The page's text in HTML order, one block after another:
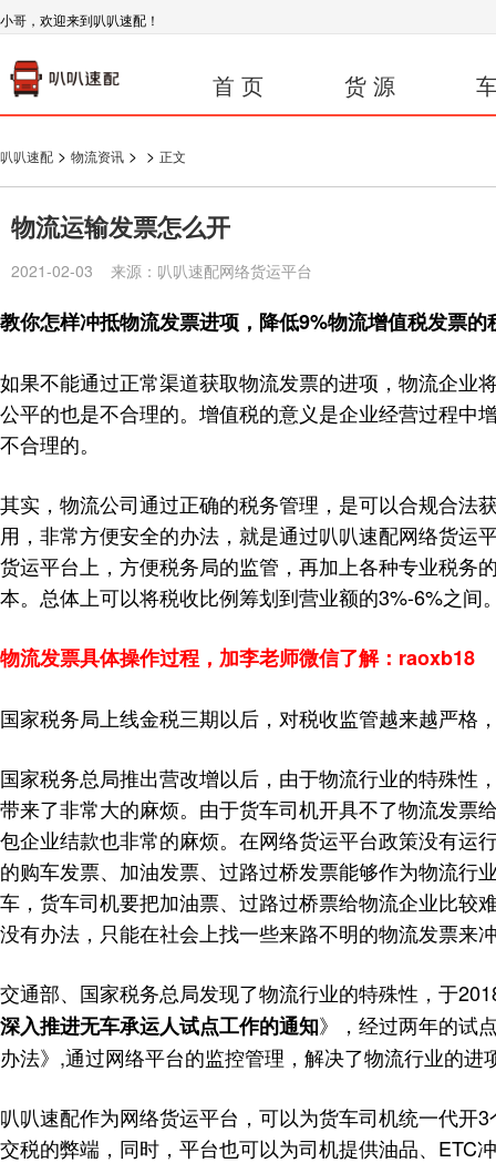
小哥，欢迎来到叭叭速配！
首 页 货 源
叭叭速配 > 物流资讯 > > 正文
物流运输发票怎么开
2021-02-03 来源：叭叭速配网络货运平台
教你怎样冲抵物流发票进项，降低9%物流增值税发票的
如果不能通过正常渠道获取物流发票的进项，物流企业
公平的也是不合理的。增值税的意义是企业经营过程中
不合理的。
其实，物流公司通过正确的税务管理，是可以合规合法
用，非常方便安全的办法，就是通过叭叭速配网络货
货运平台上，方便税务局的监管，再加上各种专业税务
本。总体上可以将税收比例筹划到营业额的3%-6%之间
物流发票具体操作过程，加李老师微信了解：raoxb18
国家税务局上线金税三期以后，对税收监管越来越严格
国家税务总局推出营改增以后，由于物流行业的特殊性
带来了非常大的麻烦。由于货车司机开具不了物流发票
包企业结款也非常的麻烦。在网络货运平台政策没有运
的购车发票、加油发票、过路过桥发票能够作为物流行
车，货车司机要把加油票、过路过桥票给物流企业比较
没有办法，只能在社会上找一些来路不明的物流发票来
交通部、国家税务总局发现了物流行业的特殊性，于
深入推进无车承运人试点工作的通知》，经过两年的试
办法》,通过网络平台的监控管理，解决了物流行业的进
叭叭速配作为网络货运平台，可以为货车司机统一代开
交税的弊端，同时，平台也可以为司机提供油品、ETC